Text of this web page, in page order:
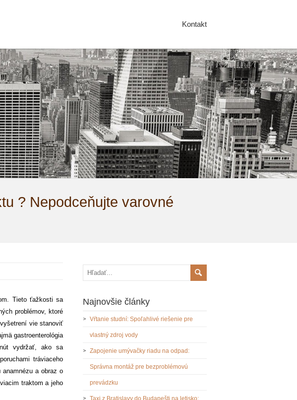
Kontakt
? Nepodceňujte varovné
Tieto ťažkosti sa
problémov, ktoré
vie stanoviť
gastroenterológia
vydržať, ako sa
tráviaceho
a obraz o
traktom a jeho
Najnovšie články
Vŕtanie studní: Spoľahlivé riešenie pre
vlastný zdroj vody
Zapojenie umývačky riadu na odpad:
Správna montáž pre bezproblémovú
prevádzku
Taxi z Bratislavy do Budapešti na letisko: